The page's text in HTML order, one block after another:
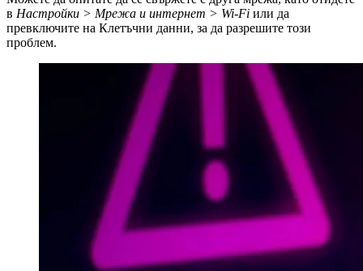
в Настройки > Мрежа и интернет > Wi-Fi или да
превключите на Клетъчни данни, за да разрешите този
проблем.